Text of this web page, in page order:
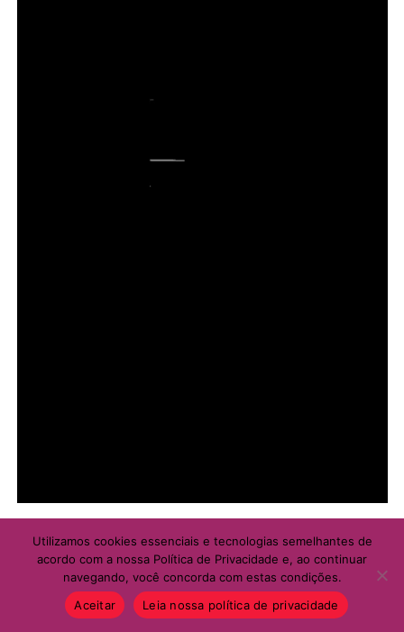
Utilizamos cookies essenciais e tecnologias semelhantes de
acordo com a nossa Política de Privacidade e, ao continuar
navegando, você concorda com estas condições.
Aceitar
Leia nossa política de privacidade